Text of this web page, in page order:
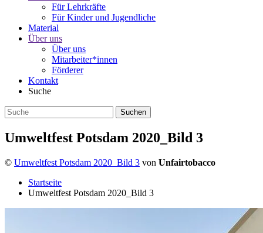
Für Lehrkräfte
Für Kinder und Jugendliche
Material
Über uns
Über uns
Mitarbeiter*innen
Förderer
Kontakt
Suche
Umweltfest Potsdam 2020_Bild 3
© Umweltfest Potsdam 2020_Bild 3 von Unfairtobacco
Startseite
Umweltfest Potsdam 2020_Bild 3